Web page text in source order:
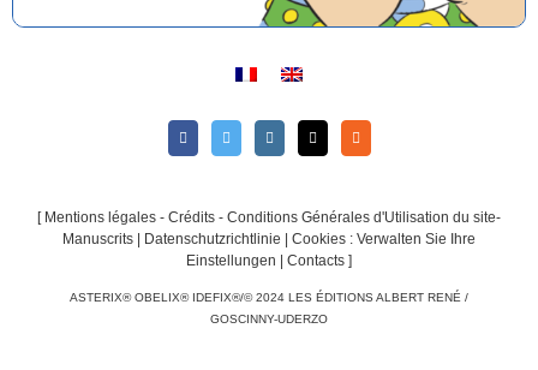
[ Mentions légales - Crédits - Conditions Générales d'Utilisation du site-
Manuscrits | Datenschutzrichtlinie | Cookies : Verwalten Sie Ihre
Einstellungen | Contacts ]
ASTERIX® OBELIX® IDEFIX®/© 2024 LES ÉDITIONS ALBERT RENÉ /
GOSCINNY-UDERZO